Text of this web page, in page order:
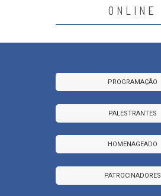
ONLINE
PROGRAMAÇÃO
PALESTRANTES
HOMENAGEADO
PATROCINADORES